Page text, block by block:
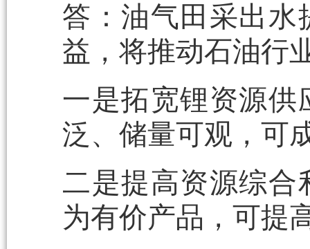
答：油气田采出水
益，将推动石油行
一是拓宽锂资源
泛、储量可观，可
二是提高资源综合
为有价产品，可提